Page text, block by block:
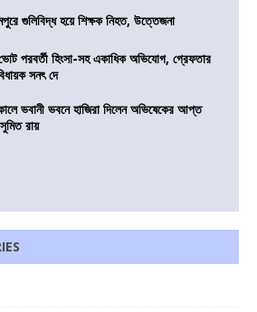
গুলিবিদ্ধ হয়ে শিক্ষক নিহত, উত্তেজনা
পরবর্তী হিংসা-সহ একাধিক অভিযোগ, গ্রেফতার
সনৎ দে
ভবানী ভবনে হাজিরা দিলেন অভিষেকের আপ্ত
রায়